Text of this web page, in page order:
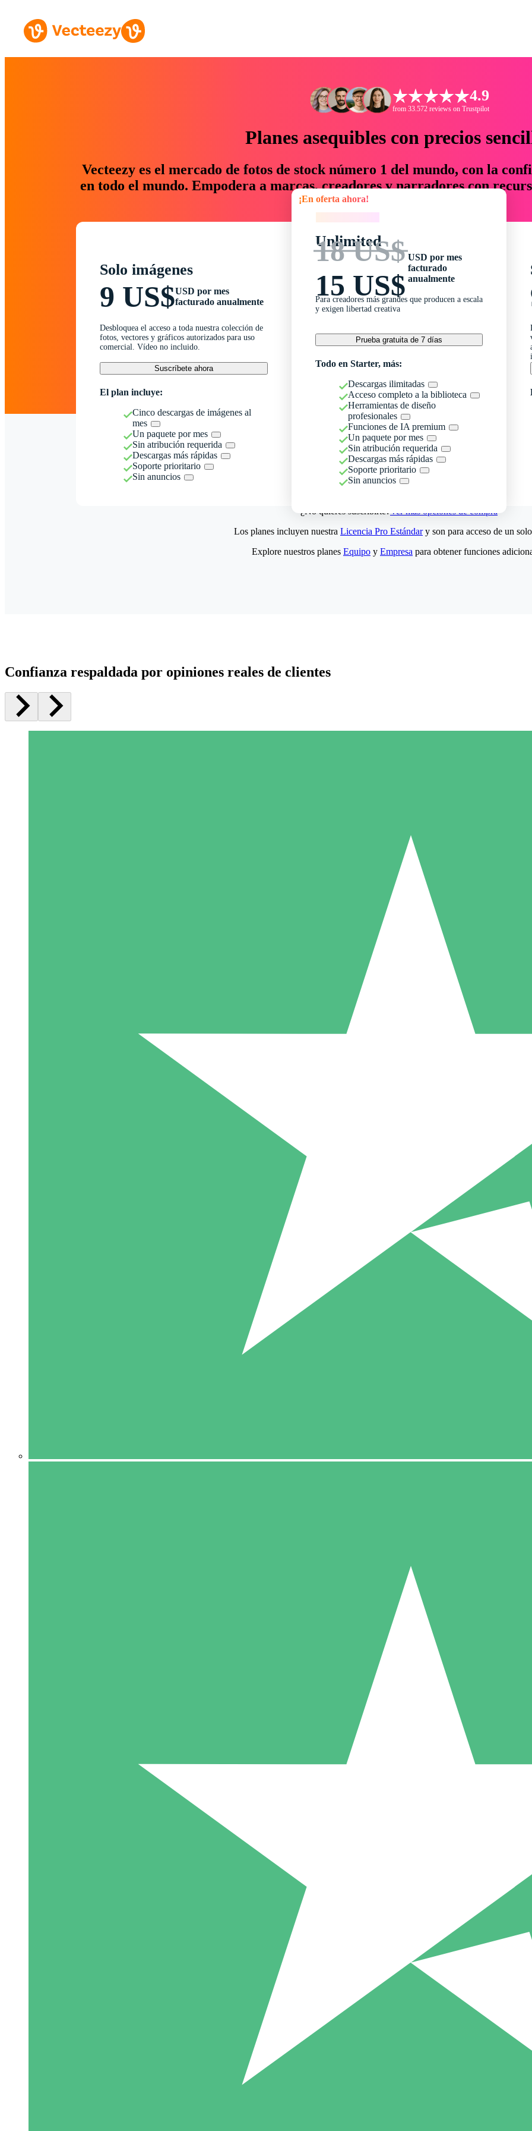
4.9
from 33.572 reviews on Trustpilot
Planes asequibles con precios
Vecteezy es el mercado de fotos de stock número 1 del mundo, con la
en todo el mundo. Empodera a marcas, creadores y narradores con
un 76 % en tiempo y presupuesto.
Solo imágenes
9 US$USD por mes
facturado anualmente
Desbloquea el acceso a toda nuestra colección de
fotos, vectores y gráficos autorizados para uso
comercial. Vídeo no incluido.
Suscríbete ahora
El plan incluye:
Cinco descargas de imágenes al
mes
Un paquete por mes
Sin atribución requerida
Descargas más rápidas
Soporte prioritario
Sin anuncios
¡En oferta ahora!
Unlimited
18 US$
15 US$
USD por mes
facturado
anualmente
Para creadores más grandes que producen a escala
y exigen libertad creativa
Prueba gratuita de 7 días
Todo en Starter, más:
Descargas ilimitadas
Acceso completo a la biblioteca
Herramientas de diseño
profesionales
Funciones de IA premium
Un paquete por mes
Sin atribución requerida
Descargas más rápidas
Soporte prioritario
Sin anuncios
¿No quieres suscribirte?Ver más opciones de compra
5 Descargas
15
Los planes incluyen nuestra Licencia Pro Estándary son para acceso de un
Explore nuestros planes Equipo y Empresa para obtener funciones
Confianza respaldada por opiniones reales de clientes